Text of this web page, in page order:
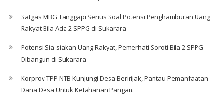
Satgas MBG Tanggapi Serius Soal Potensi Penghamburan Uang
Rakyat Bila Ada 2 SPPG di Sukarara
Potensi Sia-siakan Uang Rakyat, Pemerhati Soroti Bila 2 SPPG
Dibangun di Sukarara
Korprov TPP NTB Kunjungi Desa Beririjak, Pantau Pemanfaatan
Dana Desa Untuk Ketahanan Pangan.